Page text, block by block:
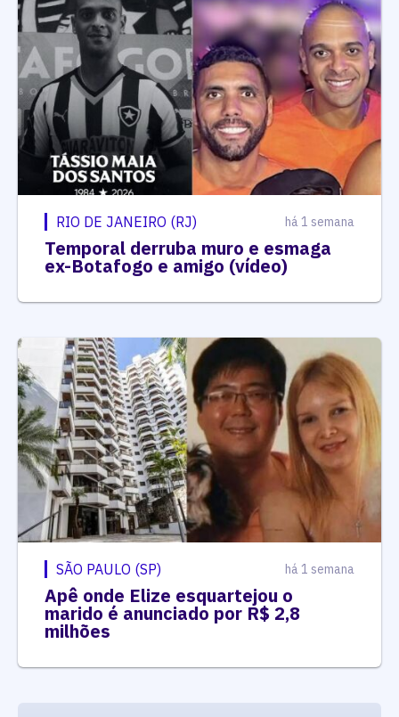
RIO DE JANEIRO (RJ) há 1 semana
Temporal derruba muro e esmaga
ex-Botafogo e amigo (vídeo)
SÃO PAULO (SP) há 1 semana
Apê onde Elize esquartejou o
marido é anunciado por R$ 2,8
milhões